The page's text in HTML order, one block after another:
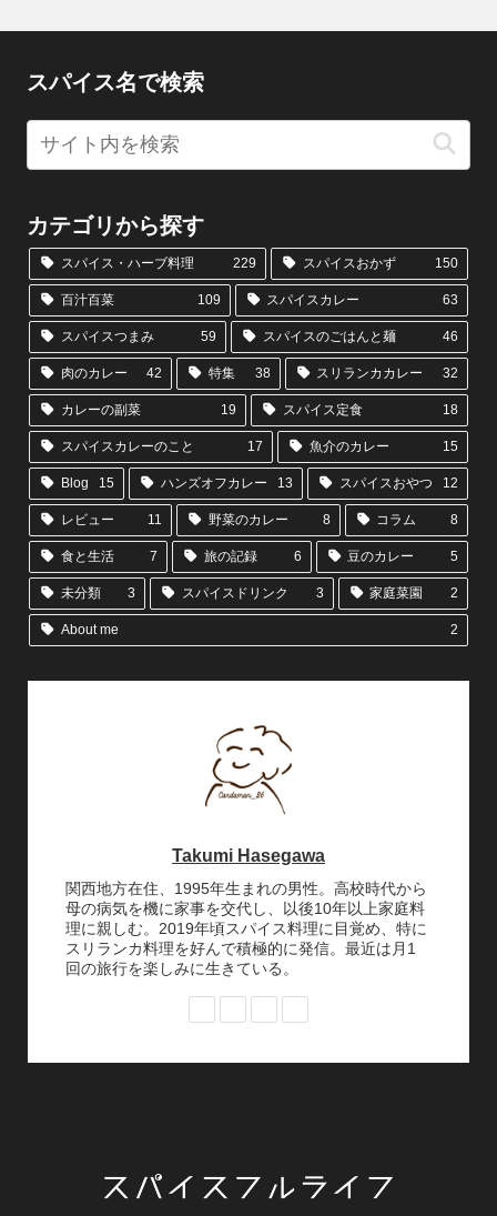
スパイス名で検索
カテゴリから探す
スパイス・ハーブ料理 229 スパイスおかず 150
百汁百菜 109 スパイスカレー 63
スパイスつまみ 59 スパイスのごはんと麺 46
肉のカレー 42 特集 38 スリランカカレー 32
カレーの副菜 19 スパイス定食 18
スパイスカレーのこと 17 魚介のカレー 15
Blog 15 ハンズオフカレー 13 スパイスおやつ 12
レビュー 11 野菜のカレー 8 コラム 8
食と生活 7 旅の記録 6 豆のカレー 5
未分類 3 スパイスドリンク 3 家庭菜園 2
About me 2
Takumi Hasegawa
関西地方在住、1995年生まれの男性。高校時代から
母の病気を機に家事を交代し、以後10年以上家庭料
理に親しむ。2019年頃スパイス料理に目覚め、特に
スリランカ料理を好んで積極的に発信。最近は月1
回の旅行を楽しみに生きている。